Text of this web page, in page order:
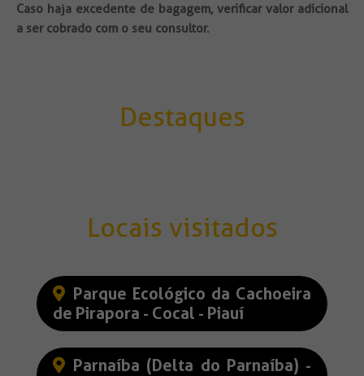
Caso haja excedente de bagagem, verificar valor adicional
a ser cobrado com o seu consultor.
Destaques
Locais visitados
Parque Ecológico da Cachoeira
de Pirapora - Cocal - Piauí
Parnaíba (Delta do Parnaíba) -